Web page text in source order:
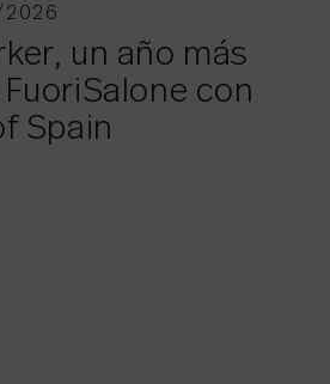
un año más
FuoriSalone con
Spain